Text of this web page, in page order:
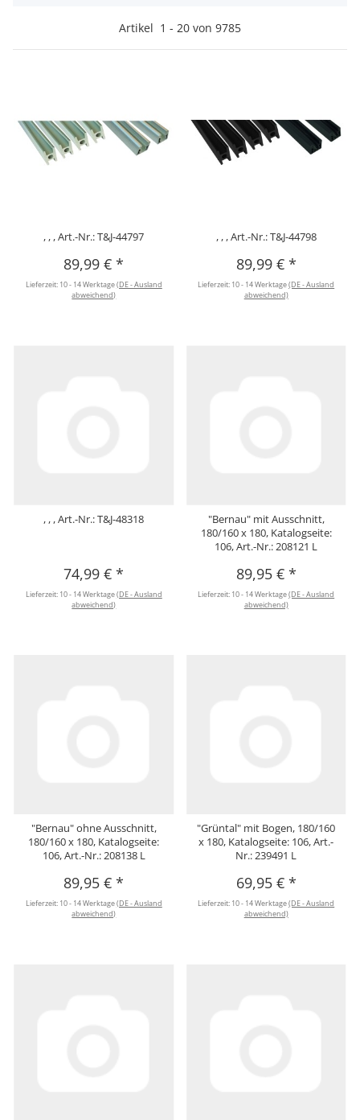
Artikel 1 - 20 von 9785
, , , Art.-Nr.: T&J-44797
89,99 €*
Lieferzeit: 10 - 14 Werktage(DE - Ausland
abweichend)
, , , Art.-Nr.: T&J-44798
89,99 € *
Lieferzeit: 10 - 14 Werktage(DE - Ausland
abweichend)
, , , Art.-Nr.: T&J-48318
74,99 €*
Lieferzeit: 10 - 14 Werktage(DE - Ausland
abweichend)
"Bernau" mit Ausschnitt,
180/160 x 180, Katalogseite:
106, Art.-Nr.: 208121 L
89,95 € *
Lieferzeit: 10 - 14 Werktage(DE - Ausland
abweichend)
"Bernau" ohne Ausschnitt,
180/160 x 180, Katalogseite:
106, Art.-Nr.: 208138 L
89,95 €*
Lieferzeit: 10 - 14 Werktage(DE - Ausland
abweichend)
"Grüntal" mit Bogen, 180/160
x 180, Katalogseite: 106, Art.-
Nr.: 239491 L
69,95 € *
Lieferzeit: 10 - 14 Werktage(DE - Ausland
abweichend)